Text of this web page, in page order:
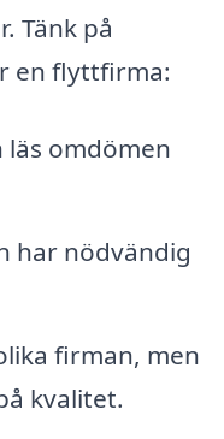
Tänk på
en flyttfirma:
läs omdömen
har nödvändig
firman, men
kvalitet.